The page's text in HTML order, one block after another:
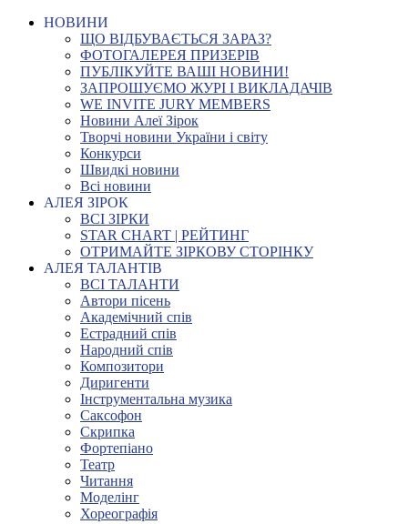
НОВИНИ
ЩО ВІДБУВАЄТЬСЯ ЗАРАЗ?
ФОТОГАЛЕРЕЯ ПРИЗЕРІВ
ПУБЛІКУЙТЕ ВАШІ НОВИНИ!
ЗАПРОШУЄМО ЖУРІ І ВИКЛАДАЧІВ
WE INVITE JURY MEMBERS
Новини Алеї Зірок
Творчі новини України і світу
Конкурси
Швидкі новини
Всі новини
АЛЕЯ ЗІРОК
ВСІ ЗІРКИ
STAR CHART | РЕЙТИНГ
ОТРИМАЙТЕ ЗІРКОВУ СТОРІНКУ
АЛЕЯ ТАЛАНТІВ
ВСІ ТАЛАНТИ
Автори пісень
Академічний спів
Естрадний спів
Народний спів
Композитори
Диригенти
Інструментальна музика
Саксофон
Скрипка
Фортепіано
Театр
Читання
Моделінг
Хореографія